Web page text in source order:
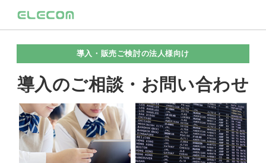
導入・販売ご検討の法人様向け
導入のご相談・お問い合わせ